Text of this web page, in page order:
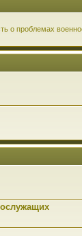
о проблемах